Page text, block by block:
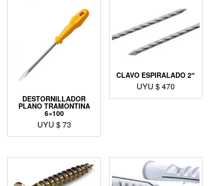
DESTORNILLADOR
PLANO TRAMONTINA
6×100
UYU $73
CLAVO ESPIRALADO 2″
UYU $470